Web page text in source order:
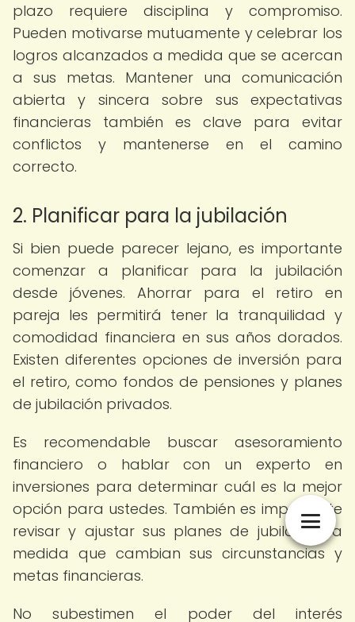
plazo requiere disciplina y compromiso.
Pueden motivarse mutuamente y celebrar los
logros alcanzados a medida que se acercan
a sus metas. Mantener una comunicación
abierta y sincera sobre sus expectativas
financieras también es clave para evitar
conflictos y mantenerse en el camino
correcto.
2. Planificar para la jubilación
Si bien puede parecer lejano, es importante
comenzar a planificar para la jubilación
desde jóvenes. Ahorrar para el retiro en
pareja les permitirá tener la tranquilidad y
comodidad financiera en sus años dorados.
Existen diferentes opciones de inversión para
el retiro, como fondos de pensiones y planes
de jubilación privados.
Es recomendable buscar asesoramiento
financiero o hablar con un experto en
inversiones para determinar cuál es la mejor
opción para ustedes. También es importante
revisar y ajustar sus planes de jubilación a
medida que cambian sus circunstancias y
metas financieras.
No subestimen el poder del interés